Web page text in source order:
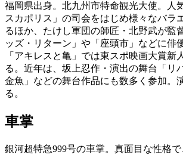
福岡県出身。北九州市特命観光大使。人
スカポリス」の司会をはじめ様々なバラ
るほか、たけし軍団の師匠・北野武が監
ッズ・リターン」や「座頭市」などに俳
「アキレスと亀」では東スポ映画大賞新
る。近年は、坂上忍作・演出の舞台「リ
金魚」などの舞台作品にも数多く参加。
る。
車掌
銀河超特急999号の車掌。真面目な性格で